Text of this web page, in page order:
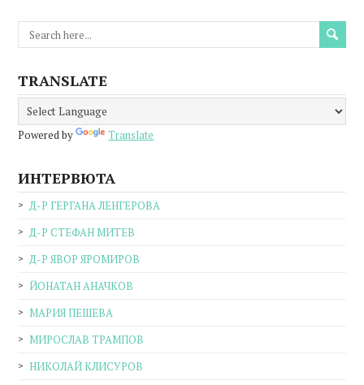
TRANSLATE
Powered by Translate
ИНТЕРВЮТА
Д-Р ГЕРГАНА ЛЕНГЕРОВА
Д-Р СТЕФАН МИТЕВ
Д-Р ЯВОР ЯРОМИРОВ
ЙОНАТАН АНАЧКОВ
МАРИЯ ПЕШЕВА
МИРОСЛАВ ТРАМПОВ
НИКОЛАЙ КЛИСУРОВ